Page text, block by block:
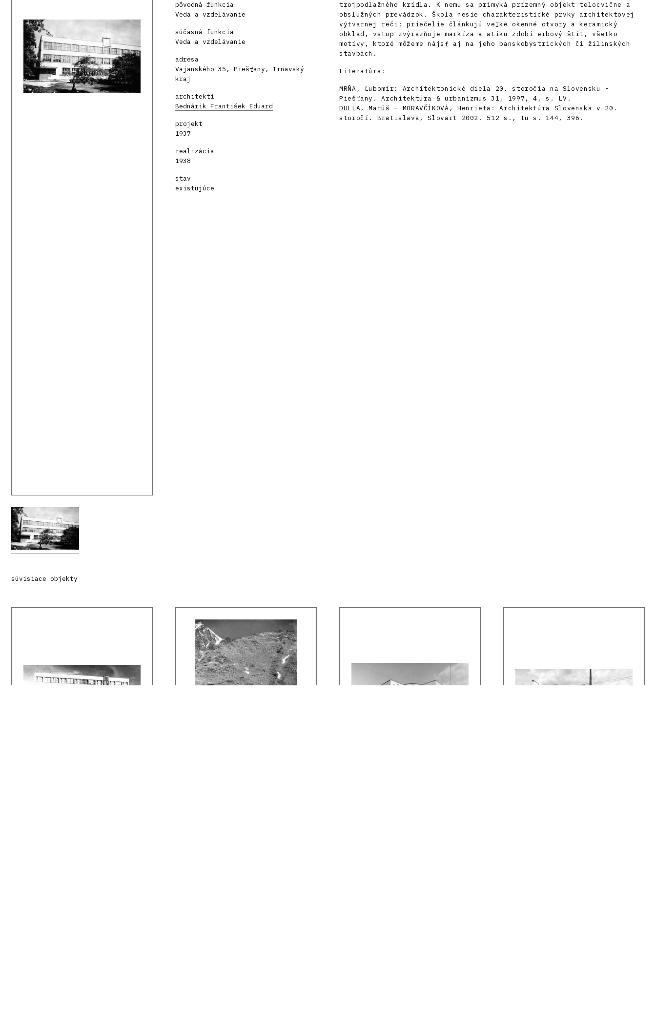
pôvodná funkcia
Veda a vzdelávanie
súčasná funkcia
Veda a vzdelávanie
adresa
Vajanského 35, Piešťany, Trnavský
kraj
architekti
Bednárik František Eduard
projekt
1937
realizácia
1938
stav
existujúce
trojpodlažného krídla. K nemu sa primyká prízemný objekt telocvične a
obslužných prevádzok. Škola nesie charakteristické prvky architektovej
výtvarnej reči: priečelie článkujú veľké okenné otvory a keramický
obklad, vstup zvýrazňuje markíza a atiku zdobí erbový štít, všetko
motívy, ktoré môžeme nájsť aj na jeho banskobystrických či žilinských
stavbách.
Literatúra:
MRŇA, Ľubomír: Architektonické diela 20. storočia na Slovensku -
Piešťany. Architektúra & urbanizmus 31, 1997, 4, s. LV.
DULLA, Matúš – MORAVČÍKOVÁ, Henrieta: Architektúra Slovenska v 20.
storočí. Bratislava, Slovart 2002. 512 s., tu s. 144, 396.
súvisiace objekty